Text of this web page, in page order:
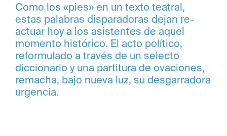
Como los «pies» en un texto teatral,
estas palabras disparadoras dejan re-
actuar hoy a los asistentes de aquel
momento histórico. El acto político,
reformulado a través de un selecto
diccionario y una partitura de ovaciones,
remacha, bajo nueva luz, su desgarradora
urgencia.